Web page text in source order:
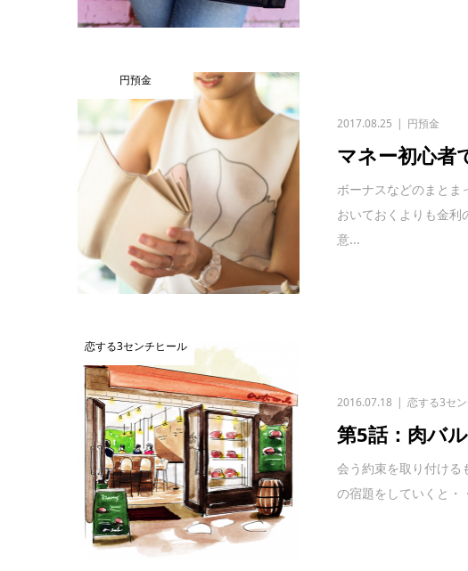
円預金
2017.08.25 円預金
マネー初心者
ボーナスなどのまとま
おいておくよりも金
意...
恋する3センチヒール
2016.07.18 恋する3セ
第5話：肉バ
会う約束を取り付ける
の宿題をしていくと